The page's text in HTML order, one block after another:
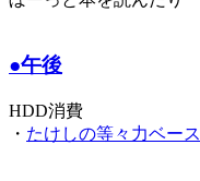
●午後
HDD消費
・ たけしの等々力ベース